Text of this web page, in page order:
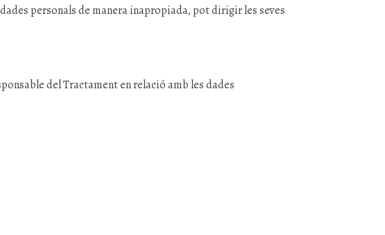
personals de manera inapropiada, pot dirigir les seves
del Tractament en relació amb les dades